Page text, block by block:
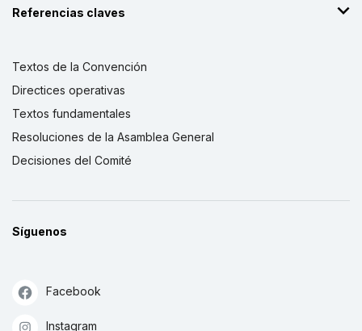
Referencias claves
Textos de la Convención
Directices operativas
Textos fundamentales
Resoluciones de la Asamblea General
Decisiones del Comité
Síguenos
Facebook
Instagram